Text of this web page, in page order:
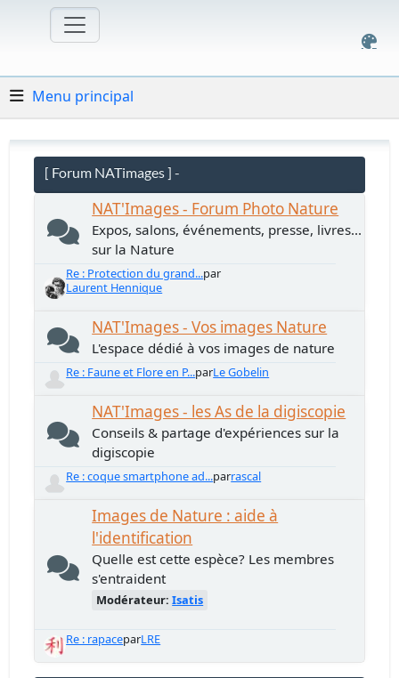
Menu principal
[ Forum NATimages ] -
NAT'Images - Forum Photo Nature
Expos, salons, événements, presse, livres...
sur la Nature
Re : Protection du grand...par
Laurent Hennique
NAT'Images - Vos images Nature
L'espace dédié à vos images de nature
Re : Faune et Flore en P...parLe Gobelin
NAT'Images - les As de la digiscopie
Conseils & partage d'expériences sur la
digiscopie
Re : coque smartphone ad...parrascal
Images de Nature : aide à
l'identification
Quelle est cette espèce? Les membres
s'entraident
Modérateur:Isatis
Re : rapaceparLRE